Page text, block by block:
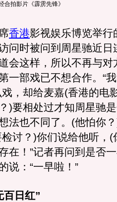
合拍影片《霹雳先锋》
香港影视娱乐博览举行
问时被问到周星驰近日
会这样，所以不再与对
一部戏已不想合作。“
，却给麦嘉(香港的电
)要相处过才知周星驰
法也不同了。(他怕你
讨？)你们说给他听，(
在！”记者再问到是否
说：“一早啦！”
百日红”